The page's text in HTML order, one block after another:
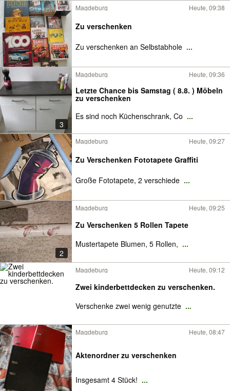
Magdeburg Heute, 09:38
Zu verschenken
Zu verschenken an Selbstabhole ...
3
Magdeburg Heute, 09:36
Letzte Chance bis Samstag ( 8.8. ) Möbeln
zu verschenken
Es sind noch Küchenschrank, Co ...
Magdeburg Heute, 09:27
Zu Verschenken Fototapete Graffiti
Große Fototapete, 2 verschiede ...
2
Magdeburg Heute, 09:25
Zu Verschenken 5 Rollen Tapete
Mustertapete Blumen, 5 Rollen, ...
Magdeburg Heute, 09:12
Zwei kinderbettdecken zu verschenken.
Verschenke zwei wenig genutzte ...
Magdeburg Heute, 08:47
Aktenordner zu verschenken
Insgesamt 4 Stück! ...